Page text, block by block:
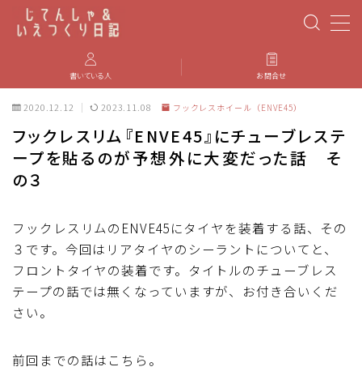
PBP(Paris-Brest-Paris)
エベレスティング
iGPSPORT
カステリ
書いている人 お問合せ
2020.12.12 2023.11.08 フックレスホイール（ENVE45）
フックレスリム『ENVE45』にチューブレステ
ープを貼るのが予想外に大変だった話 そ
の３
フックレスリムのENVE45にタイヤを装着する話、その
３です。今回はリアタイヤのシーラントについてと、
フロントタイヤの装着です。タイトルのチューブレス
テープの話では無くなっていますが、お付き合いくだ
さい。
前回までの話はこちら。